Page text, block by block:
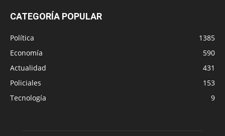
CATEGORÍA POPULAR
Política
1385
Economía
590
Actualidad
431
Policiales
153
Tecnología
9